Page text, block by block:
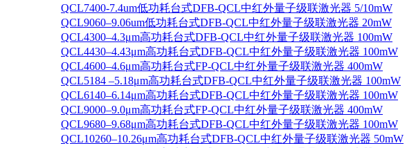
QCL7400-7.4um低功耗台式DFB-QCL中红外量子级联激光器 5/10mW
QCL9060–9.06um低功耗台式DFB-QCL中红外量子级联激光器 20mW
QCL4300–4.3μm高功耗台式DFB-QCL中红外量子级联激光器 100mW
QCL4430–4.43μm高功耗台式DFB-QCL中红外量子级联激光器 100mW
QCL4600–4.6μm高功耗台式FP-QCL中红外量子级联激光器 400mW
QCL5184 –5.18μm高功耗台式DFB-QCL中红外量子级联激光器 100mW
QCL6140–6.14μm高功耗台式DFB-QCL中红外量子级联激光器 100mW
QCL9000–9.0μm高功耗台式FP-QCL中红外量子级联激光器 400mW
QCL9680–9.68μm高功耗台式DFB-QCL中红外量子级联激光器 100mW
QCL10260–10.26μm高功耗台式DFB-QCL中红外量子级联激光器 50mW